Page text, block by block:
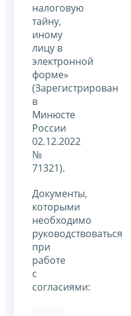
налоговую
тайну,
иному
лицу в
электронной
форме»
(Зарегистрирован
в
Минюсте
России
02.12.2022
№
71321).
Документы,
которыми
необходимо
руководствоваться
при
работе
с
согласиями: